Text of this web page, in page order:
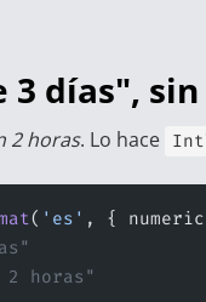
3 días",
2 horas. Lo hace
( 'es' , {
horas"